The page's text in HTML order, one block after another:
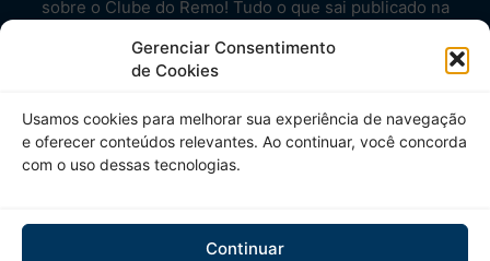
Gerenciar Consentimento
de Cookies
Usamos cookies para melhorar sua experiência de navegação
e oferecer conteúdos relevantes. Ao continuar, você concorda
com o uso dessas tecnologias.
Continuar
sobre o Clube do Remo! Tudo o que sai publicado na
Aproveite! Site não-oficial.
SIGA-NOS